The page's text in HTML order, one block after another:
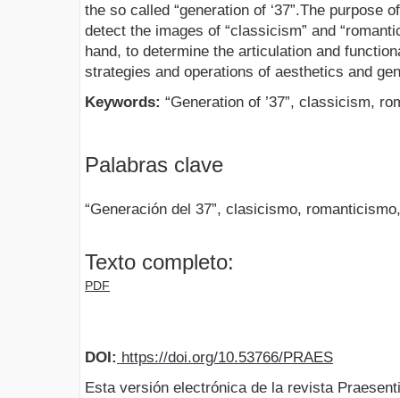
the so called “generation of ‘37”.The purpose
detect the images of “classicism” and
hand, to determine the articulation and
strategies and operations of aesthetics and
Keywords: “Generation of ’37”, classicism,
Palabras clave
“Generación del 37”, clasicismo,
Texto completo:
PDF
DOI: https://doi.org/10.53766/PRAES
Esta versión electrónica de la revista